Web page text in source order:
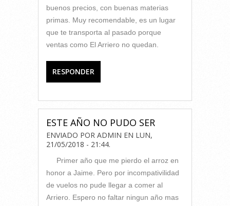
buenos precios, con buenas materias
primas. Muy recomendable, es un lugar
que te transporta al pasado porque
ventas como El Arriero no quedan.
RESPONDER
ESTE AÑO NO PUDO SER
ENVIADO POR ADMIN EN LUN,
21/05/2018 - 21:44.
Primer año que me pierdo el arroz en
honor a Jaime. Pero por incompativilidad
de vuelos no pude llegar a comer al
Arriero. Espero no faltar ningun año mas